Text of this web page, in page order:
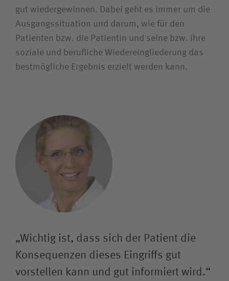
gut wiedergewinnen. Dabei geht es immer um die
Ausgangssituation und darum, wie für den
Patienten bzw. die Patientin und seine bzw. ihre
soziale und berufliche Wiedereingliederung das
bestmögliche Ergebnis erzielt werden kann.
„Wichtig ist, dass sich der Patient die
Konsequenzen dieses Eingriffs gut
vorstellen kann und gut informiert wird.“